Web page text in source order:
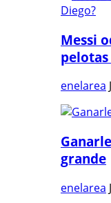
Messi
pelotas
enelarea
grande
enelarea